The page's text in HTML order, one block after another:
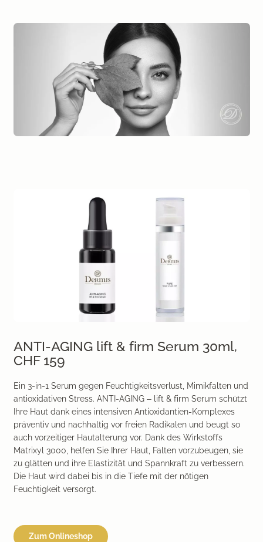
ANTI-AGING lift & firm Serum 30ml,
CHF 159
Ein 3-in-1 Serum gegen Feuchtigkeitsverlust, Mimikfalten und
antioxidativen Stress. ANTI-AGING – lift & firm Serum schützt
Ihre Haut dank eines intensiven Antioxidantien-Komplexes
präventiv und nachhaltig vor freien Radikalen und beugt so
auch vorzeitiger Hautalterung vor. Dank des Wirkstoffs
Matrixyl 3000, helfen Sie Ihrer Haut, Falten vorzubeugen, sie
zu glätten und ihre Elastizität und Spannkraft zu verbessern.
Die Haut wird dabei bis in die Tiefe mit der nötigen
Feuchtigkeit versorgt.
Zum Onlineshop